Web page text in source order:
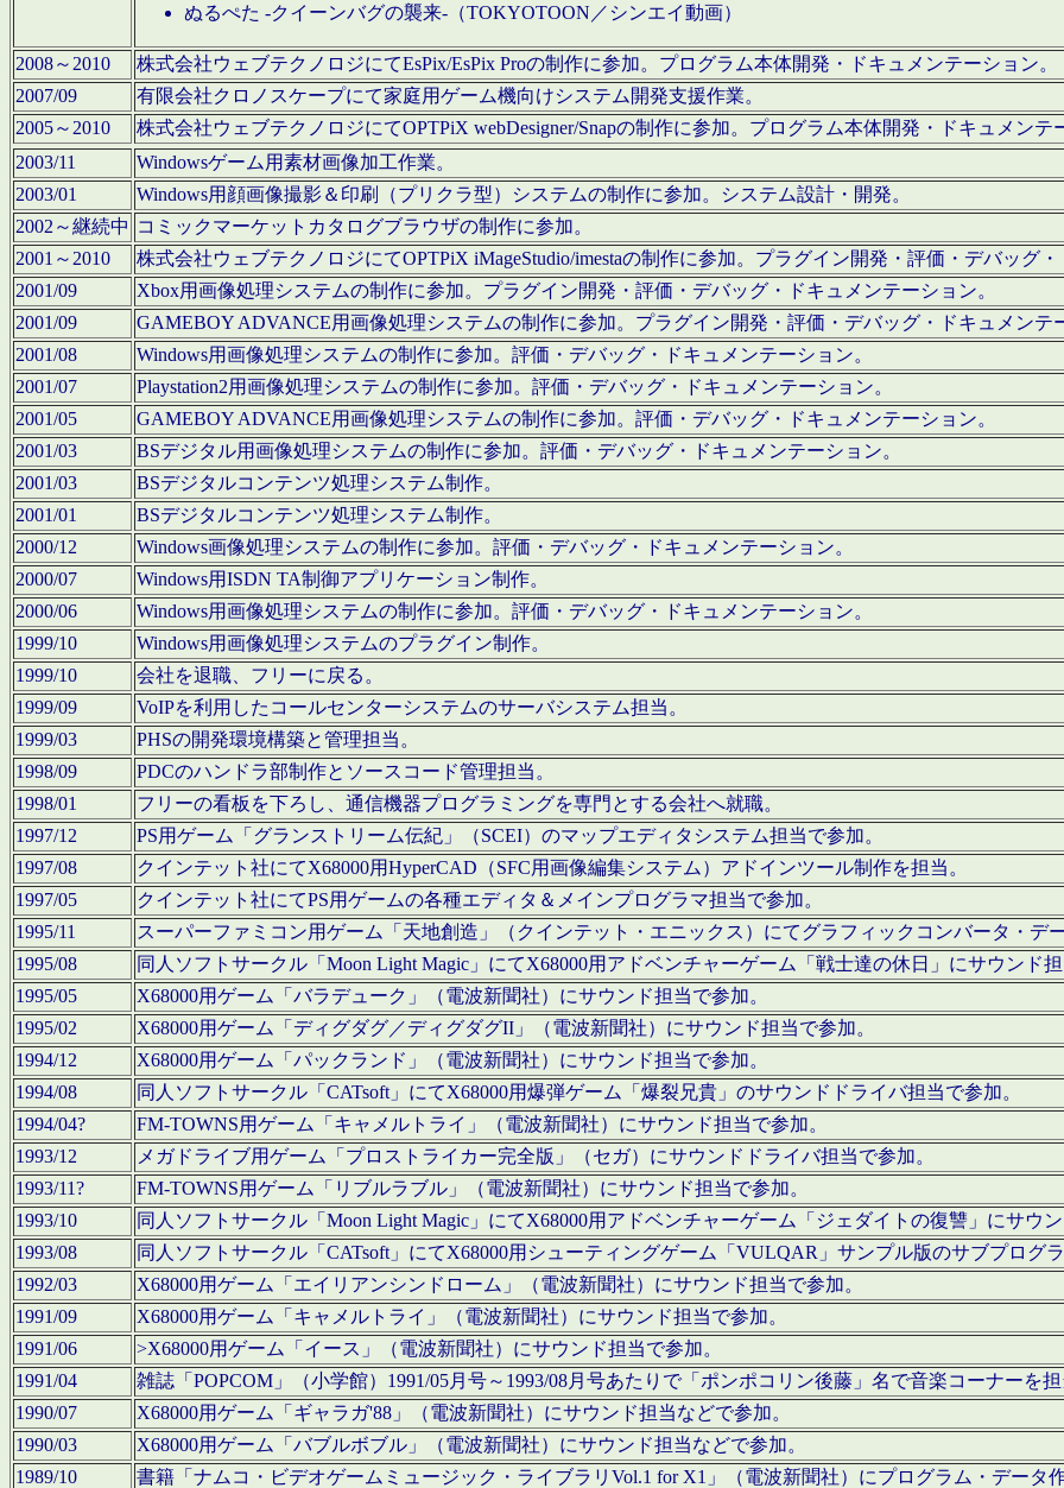
ぬるぺた -クイーンバグの襲来-（TOKYOTOON／シンエイ動画）
2008～2010
株式会社ウェブテクノロジにてEsPix/EsPix Proの制作に参加。プログラム本体開発・ドキュメンテーション。
2007/09
有限会社クロノスケープにて家庭用ゲーム機向けシステム開発支援作業。
2005～2010
株式会社ウェブテクノロジにてOPTPiX webDesigner/Snapの制作に参加。プログラム本体開発・ドキュメンテ
2003/11
Windowsゲーム用素材画像加工作業。
2003/01
Windows用顔画像撮影＆印刷（プリクラ型）システムの制作に参加。システム設計・開発。
2002～継続中 コミックマーケットカタログブラウザの制作に参加。
2001～2010
株式会社ウェブテクノロジにてOPTPiX iMageStudio/imestaの制作に参加。プラグイン開発・評価・デバッグ
2001/09
Xbox用画像処理システムの制作に参加。プラグイン開発・評価・デバッグ・ドキュメンテーション。
2001/09
GAMEBOY ADVANCE用画像処理システムの制作に参加。プラグイン開発・評価・デバッグ・ドキュメンテ
2001/08
Windows用画像処理システムの制作に参加。評価・デバッグ・ドキュメンテーション。
2001/07
Playstation2用画像処理システムの制作に参加。評価・デバッグ・ドキュメンテーション。
2001/05
GAMEBOY ADVANCE用画像処理システムの制作に参加。評価・デバッグ・ドキュメンテーション。
2001/03
BSデジタル用画像処理システムの制作に参加。評価・デバッグ・ドキュメンテーション。
2001/03
BSデジタルコンテンツ処理システム制作。
2001/01
BSデジタルコンテンツ処理システム制作。
2000/12
Windows画像処理システムの制作に参加。評価・デバッグ・ドキュメンテーション。
2000/07
Windows用ISDN TA制御アプリケーション制作。
2000/06
Windows用画像処理システムの制作に参加。評価・デバッグ・ドキュメンテーション。
1999/10
Windows用画像処理システムのプラグイン制作。
1999/10
会社を退職、フリーに戻る。
1999/09
VoIPを利用したコールセンターシステムのサーバシステム担当。
1999/03
PHSの開発環境構築と管理担当。
1998/09
PDCのハンドラ部制作とソースコード管理担当。
1998/01
フリーの看板を下ろし、通信機器プログラミングを専門とする会社へ就職。
1997/12
PS用ゲーム「グランストリーム伝紀」（SCEI）のマップエディタシステム担当で参加。
1997/08
クインテット社にてX68000用HyperCAD（SFC用画像編集システム）アドインツール制作を担当。
1997/05
クインテット社にてPS用ゲームの各種エディタ＆メインプログラマ担当で参加。
1995/11
スーパーファミコン用ゲーム「天地創造」（クインテット・エニックス）にてグラフィックコンバータ・デ
1995/08
同人ソフトサークル「Moon Light Magic」にてX68000用アドベンチャーゲーム「戦士達の休日」にサウンド
1995/05
X68000用ゲーム「バラデューク」（電波新聞社）にサウンド担当で参加。
1995/02
X68000用ゲーム「ディグダグ／ディグダグII」（電波新聞社）にサウンド担当で参加。
1994/12
X68000用ゲーム「パックランド」（電波新聞社）にサウンド担当で参加。
1994/08
同人ソフトサークル「CATsoft」にてX68000用爆弾ゲーム「爆裂兄貴」のサウンドドライバ担当で参加。
1994/04?
FM-TOWNS用ゲーム「キャメルトライ」（電波新聞社）にサウンド担当で参加。
1993/12
メガドライブ用ゲーム「プロストライカー完全版」（セガ）にサウンドドライバ担当で参加。
1993/11?
FM-TOWNS用ゲーム「リブルラブル」（電波新聞社）にサウンド担当で参加。
1993/10
同人ソフトサークル「Moon Light Magic」にてX68000用アドベンチャーゲーム「ジェダイトの復讐」にサウ
1993/08
同人ソフトサークル「CATsoft」にてX68000用シューティングゲーム「VULQAR」サンプル版のサブプログ
1992/03
X68000用ゲーム「エイリアンシンドローム」（電波新聞社）にサウンド担当で参加。
1991/09
X68000用ゲーム「キャメルトライ」（電波新聞社）にサウンド担当で参加。
1991/06
>X68000用ゲーム「イース」（電波新聞社）にサウンド担当で参加。
1991/04
雑誌「POPCOM」（小学館）1991/05月号～1993/08月号あたりで「ポンポコリン後藤」名で音楽コーナーを
1990/07
X68000用ゲーム「ギャラガ'88」（電波新聞社）にサウンド担当などで参加。
1990/03
X68000用ゲーム「バブルボブル」（電波新聞社）にサウンド担当などで参加。
1989/10
書籍「ナムコ・ビデオゲームミュージック・ライブラリVol.1 for X1」（電波新聞社）にプログラム・データ